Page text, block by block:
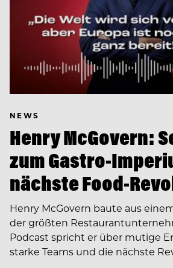
NEWS
Henry McGovern:
zum Gastro-
nächste Food-
Henry McGovern baute aus
der größten
Podcast spricht er über mutige
starke Teams und die nächste